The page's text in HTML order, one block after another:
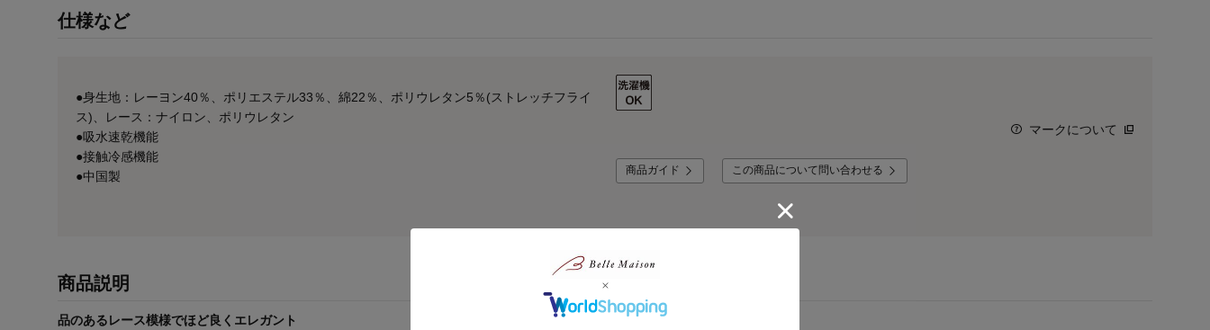
仕様など
●身生地：レーヨン40％、ポリエステル33％、綿22％、ポリウレタン5％(ストレッチフライ
ス)、レース：ナイロン、ポリウレタン
●吸水速乾機能
●接触冷感機能
●中国製
マークについて
商品ガイド この商品について問い合わせる
商品説明
品のあるレース模様でほど良くエレガント